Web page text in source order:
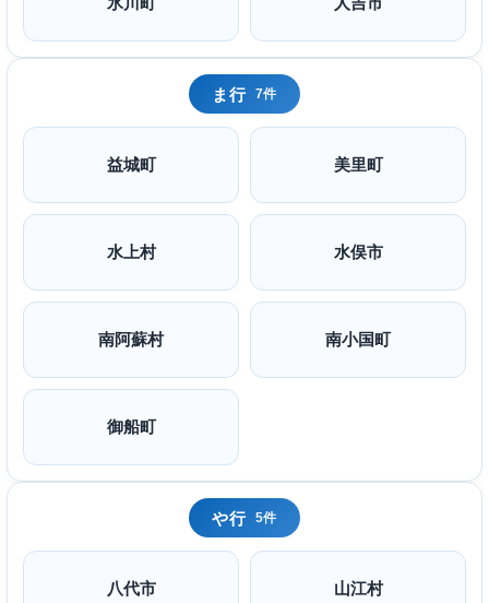
ま行 7件
益城町 美里町
水上村 水俣市
南阿蘇村 南小国町
御船町
や行 5件
八代市 山江村